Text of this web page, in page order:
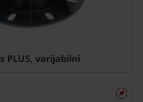
PLUS, varijabilni